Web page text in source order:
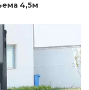
4,5м